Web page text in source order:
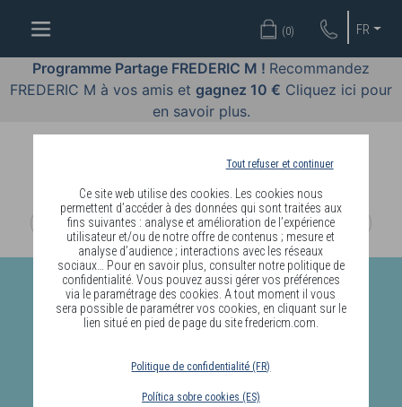
Tout refuser et continuer
Ce site web utilise des cookies. Les cookies nous
permettent d’accéder à des données qui sont traitées aux
fins suivantes : analyse et amélioration de l’expérience
utilisateur et/ou de notre offre de contenus ; mesure et
analyse d’audience ; interactions avec les réseaux
sociaux… Pour en savoir plus, consulter notre politique de
confidentialité. Vous pouvez aussi gérer vos préférences
via le paramétrage des cookies. A tout moment il vous
sera possible de paramétrer vos cookies, en cliquant sur le
lien situé en pied de page du site fredericm.com.
Politique de confidentialité (FR)
Política sobre cookies (ES)
FR
(0)
Programme Partage FREDERIC M ! Recommandez
FREDERIC M à vos amis et gagnez 10 € Cliquez ici pour
en savoir plus.
OFFRES
COSMÉTIQUES
PARFUMS
BODY
DIAGNOSTIC
PEAU
DEVENIR
DISTRIBUTEUR